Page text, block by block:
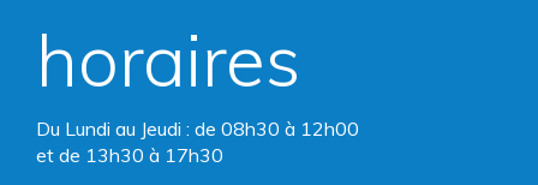
horaires
Du Lundi au Jeudi : de 08h30 à 12h00
et de 13h30 à 17h30